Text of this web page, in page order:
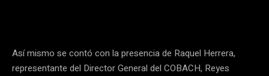
Así mismo se contó con la presencia de Raquel Herrera,
representante del Director General del COBACH, Reyes